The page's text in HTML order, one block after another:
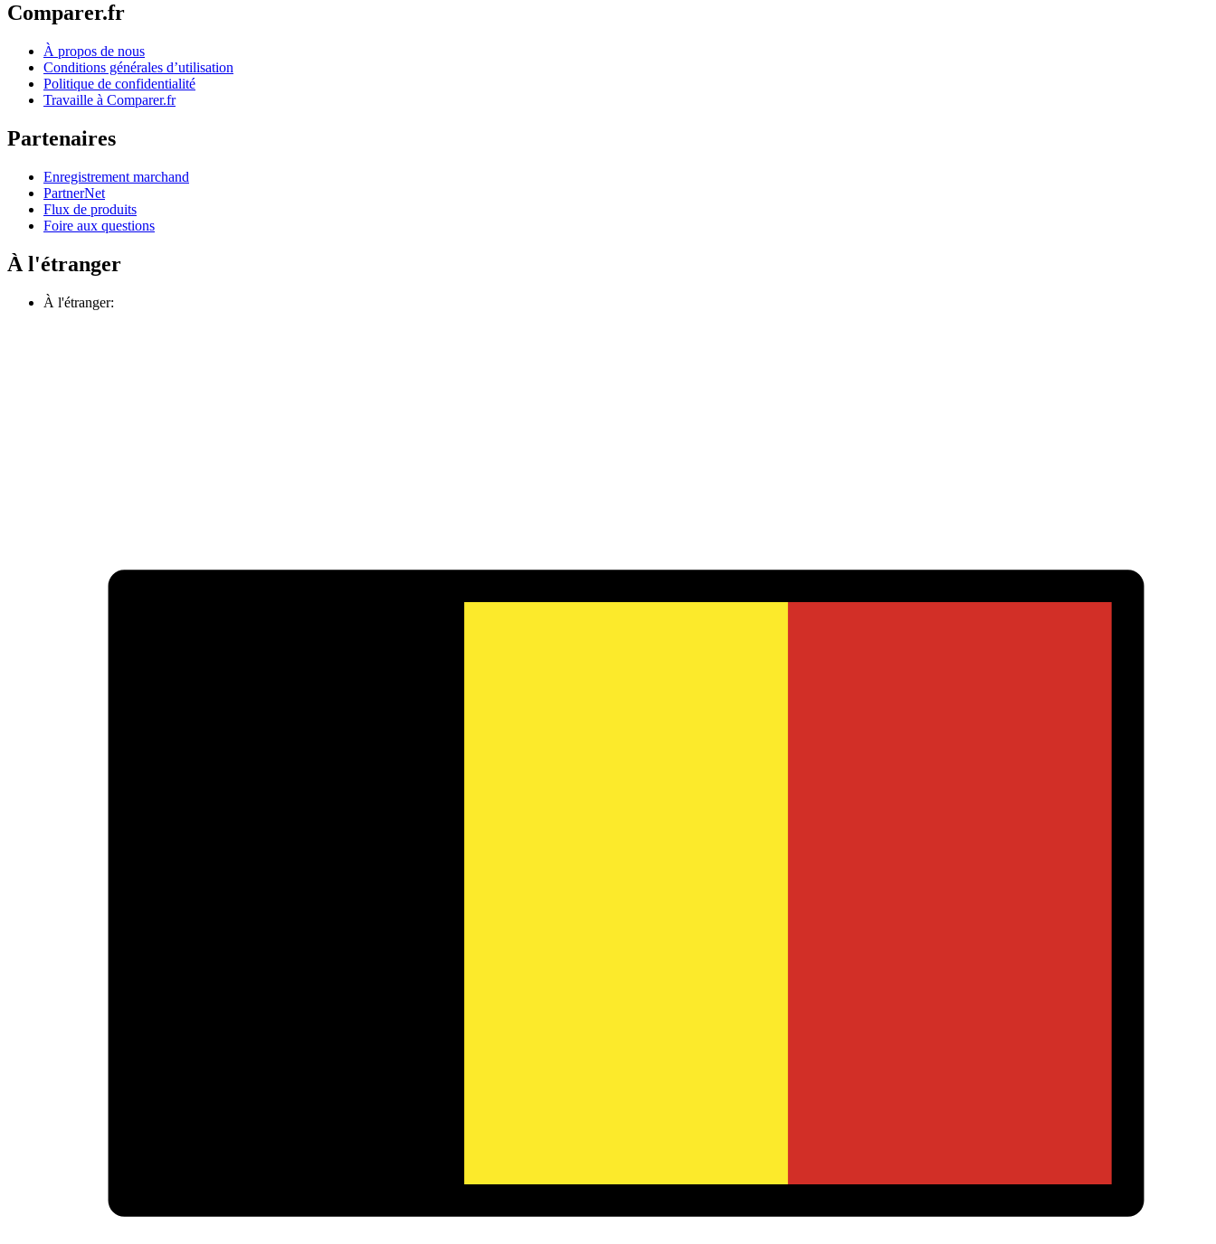
Comparer.fr
À propos de nous
Conditions générales d’utilisation
Politique de confidentialité
Travaille à Comparer.fr
Partenaires
Enregistrement marchand
PartnerNet
Flux de produits
Foire aux questions
À l'étranger
À l'étranger: